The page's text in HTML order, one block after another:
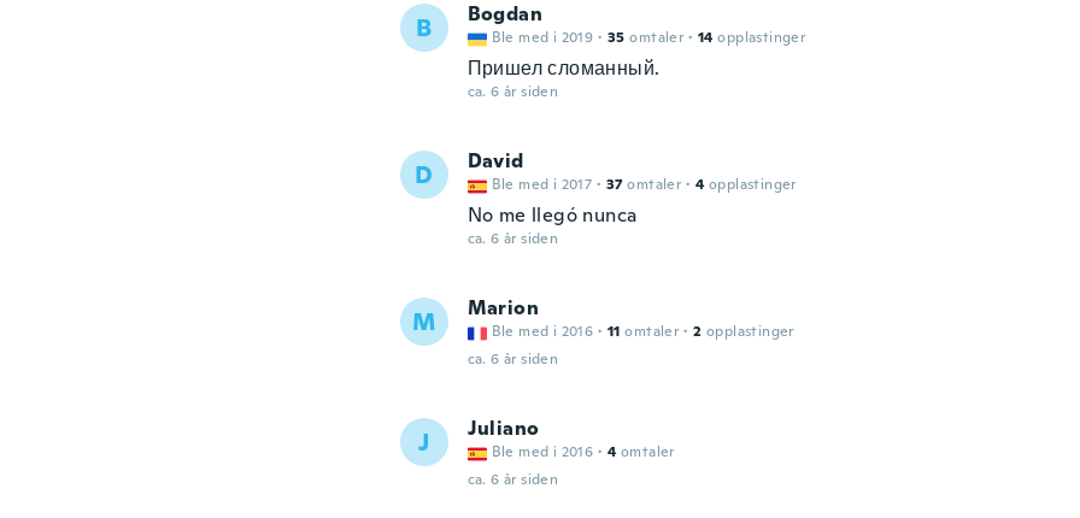
B Bogdan
Ble med i 2019 · 35 omtaler · 14 opplastinger
Пришел сломанный.
ca. 6 år siden
D David
Ble med i 2017 · 37 omtaler · 4 opplastinger
No me llegó nunca
ca. 6 år siden
M Marion
Ble med i 2016 · 11 omtaler · 2 opplastinger
ca. 6 år siden
J Juliano
Ble med i 2016 · 4 omtaler
ca. 6 år siden